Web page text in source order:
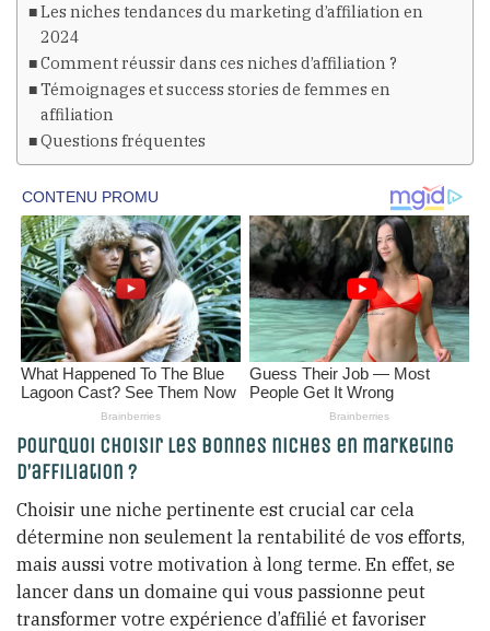
Les niches tendances du marketing d’affiliation en
2024
Comment réussir dans ces niches d’affiliation ?
Témoignages et success stories de femmes en
affiliation
Questions fréquentes
Pourquoi choisir les bonnes niches en marketing
d’affiliation ?
Choisir une niche pertinente est crucial car cela
détermine non seulement la rentabilité de vos efforts,
mais aussi votre motivation à long terme. En effet, se
lancer dans un domaine qui vous passionne peut
transformer votre expérience d’affilié et favoriser